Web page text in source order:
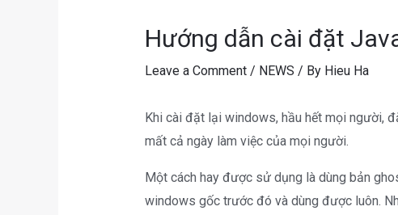
Hướng dẫn cài đặt
Leave a Comment / NEWS / By Hieu Ha
Khi cài đặt lại windows, hầu hết mọi người,
mất cả ngày làm việc của mọi người.
Một cách hay được sử dụng là dùng bản
windows gốc trước đó và dùng được luôn.